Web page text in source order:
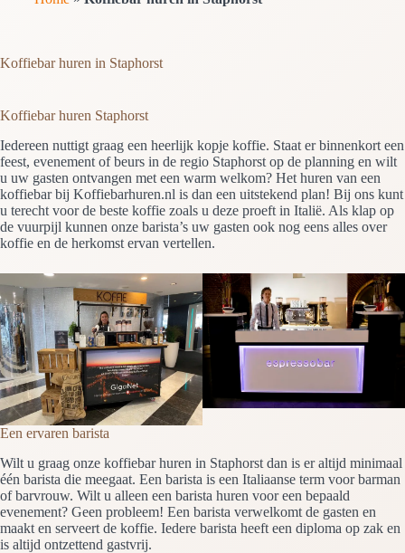
Koffiebar huren in Staphorst
Koffiebar huren Staphorst
Iedereen nuttigt graag een heerlijk kopje koffie. Staat er binnenkort een
feest, evenement of beurs in de regio Staphorst op de planning en wilt
u uw gasten ontvangen met een warm welkom? Het huren van een
koffiebar bij Koffiebarhuren.nl is dan een uitstekend plan! Bij ons kunt
u terecht voor de beste koffie zoals u deze proeft in Italië. Als klap op
de vuurpijl kunnen onze barista’s uw gasten ook nog eens alles over
koffie en de herkomst ervan vertellen.
Een ervaren barista
Wilt u graag onze koffiebar huren in Staphorst dan is er altijd minimaal
één barista die meegaat. Een barista is een Italiaanse term voor barman
of barvrouw. Wilt u alleen een barista huren voor een bepaald
evenement? Geen probleem! Een barista verwelkomt de gasten en
maakt en serveert de koffie. Iedere barista heeft een diploma op zak en
is altijd ontzettend gastvrij.